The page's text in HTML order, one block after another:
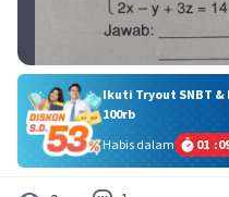
Ikuti Tryout SNBT &
100rb
Habis dalam
01 :